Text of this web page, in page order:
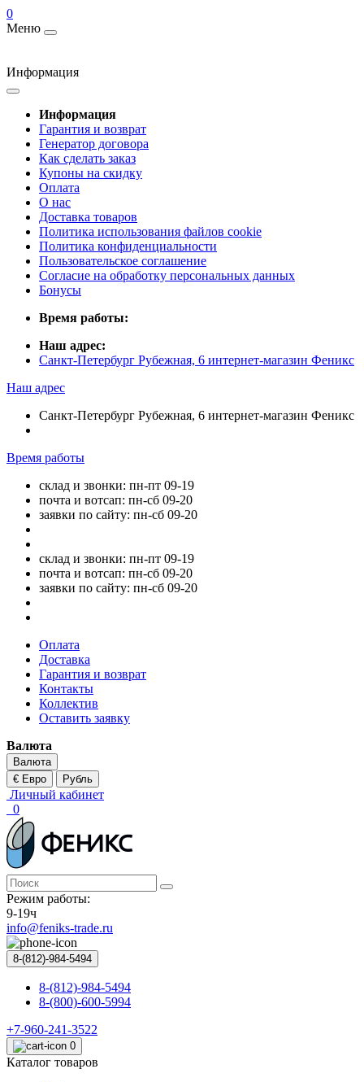
0
Меню
Информация
Информация
Гарантия и возврат
Генератор договора
Как сделать заказ
Купоны на скидку
Оплата
О нас
Доставка товаров
Политика использования файлов cookie
Политика конфиденциальности
Пользовательское соглашение
Согласие на обработку персональных данных
Бонусы
Время работы:
Наш адрес:
Санкт-Петербург Рубежная, 6 интернет-магазин Феникс
Наш адрес
Санкт-Петербург Рубежная, 6 интернет-магазин Феникс
Время работы
склад и звонки: пн-пт 09-19
почта и вотсап: пн-сб 09-20
заявки по сайту: пн-сб 09-20
склад и звонки: пн-пт 09-19
почта и вотсап: пн-сб 09-20
заявки по сайту: пн-сб 09-20
Оплата
Доставка
Гарантия и возврат
Контакты
Коллектив
Оставить заявку
Валюта
Валюта
€ Евро
Рубль
Личный кабинет
0
Режим работы:
9-19ч
info@feniks-trade.ru
8-(812)-984-5494
8-(812)-984-5494
8-(800)-600-5994
+7-960-241-3522
0
Каталог товаров